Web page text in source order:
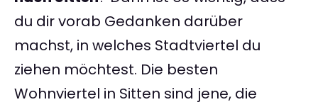
du dir vorab Gedanken darüber
machst, in welches Stadtviertel du
ziehen möchtest. Die besten
Wohnviertel in Sitten sind jene, die